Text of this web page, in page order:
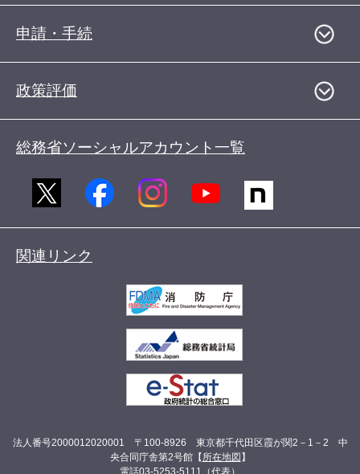
申請・手続
政策評価
総務省ソーシャルアカウント一覧
関連リンク
法人番号2000012020001 〒100-8926 東京都千代田区霞が関2－1－2 中
央合同庁舎第2号館【 所在地図 】
電話03-5253-5111（代表）